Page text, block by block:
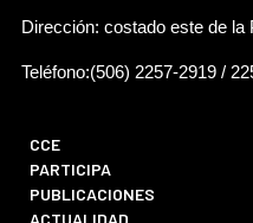
Dirección: costado este de la
Teléfono:(506) 2257-2919 /
CCE
PARTICIPA
PUBLICACIONES
ACTUALIDAD